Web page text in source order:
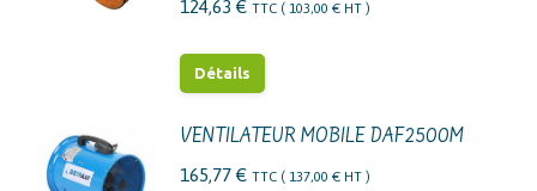
124,63 € TTC ( 103,00 € HT )
Détails
VENTILATEUR MOBILE DAF2500M
165,77 € TTC ( 137,00 € HT )